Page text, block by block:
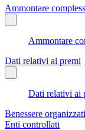
Ammontare
Ammontare
Dati relativi ai premi
Dati relativi ai
Benessere
Enti controllati